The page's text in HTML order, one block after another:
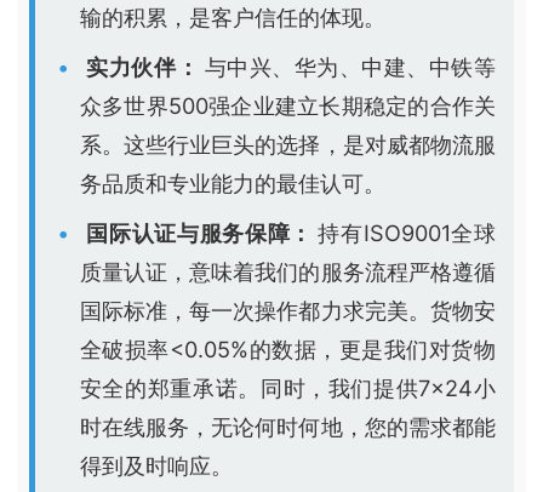
输的积累，是客户信任的体现。
实力伙伴： 与中兴、华为、中建、中铁等
众多世界500强企业建立长期稳定的合作关
系。这些行业巨头的选择，是对威都物流服
务品质和专业能力的最佳认可。
国际认证与服务保障：持有ISO9001全球
质量认证，意味着我们的服务流程严格遵循
国际标准，每一次操作都力求完美。货物安
全破损率<0.05%的数据，更是我们对货物
安全的郑重承诺。同时，我们提供7×24小
时在线服务，无论何时何地，您的需求都能
得到及时响应。